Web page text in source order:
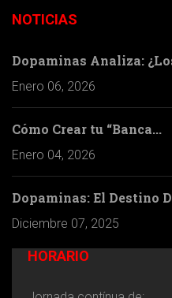
NOTICIAS
Dopaminas Analiza:
Enero 06, 2026
Cómo Crear tu “Banca...
Enero 04, 2026
Dopaminas: El Destino
Diciembre 07, 2025
HORARIO